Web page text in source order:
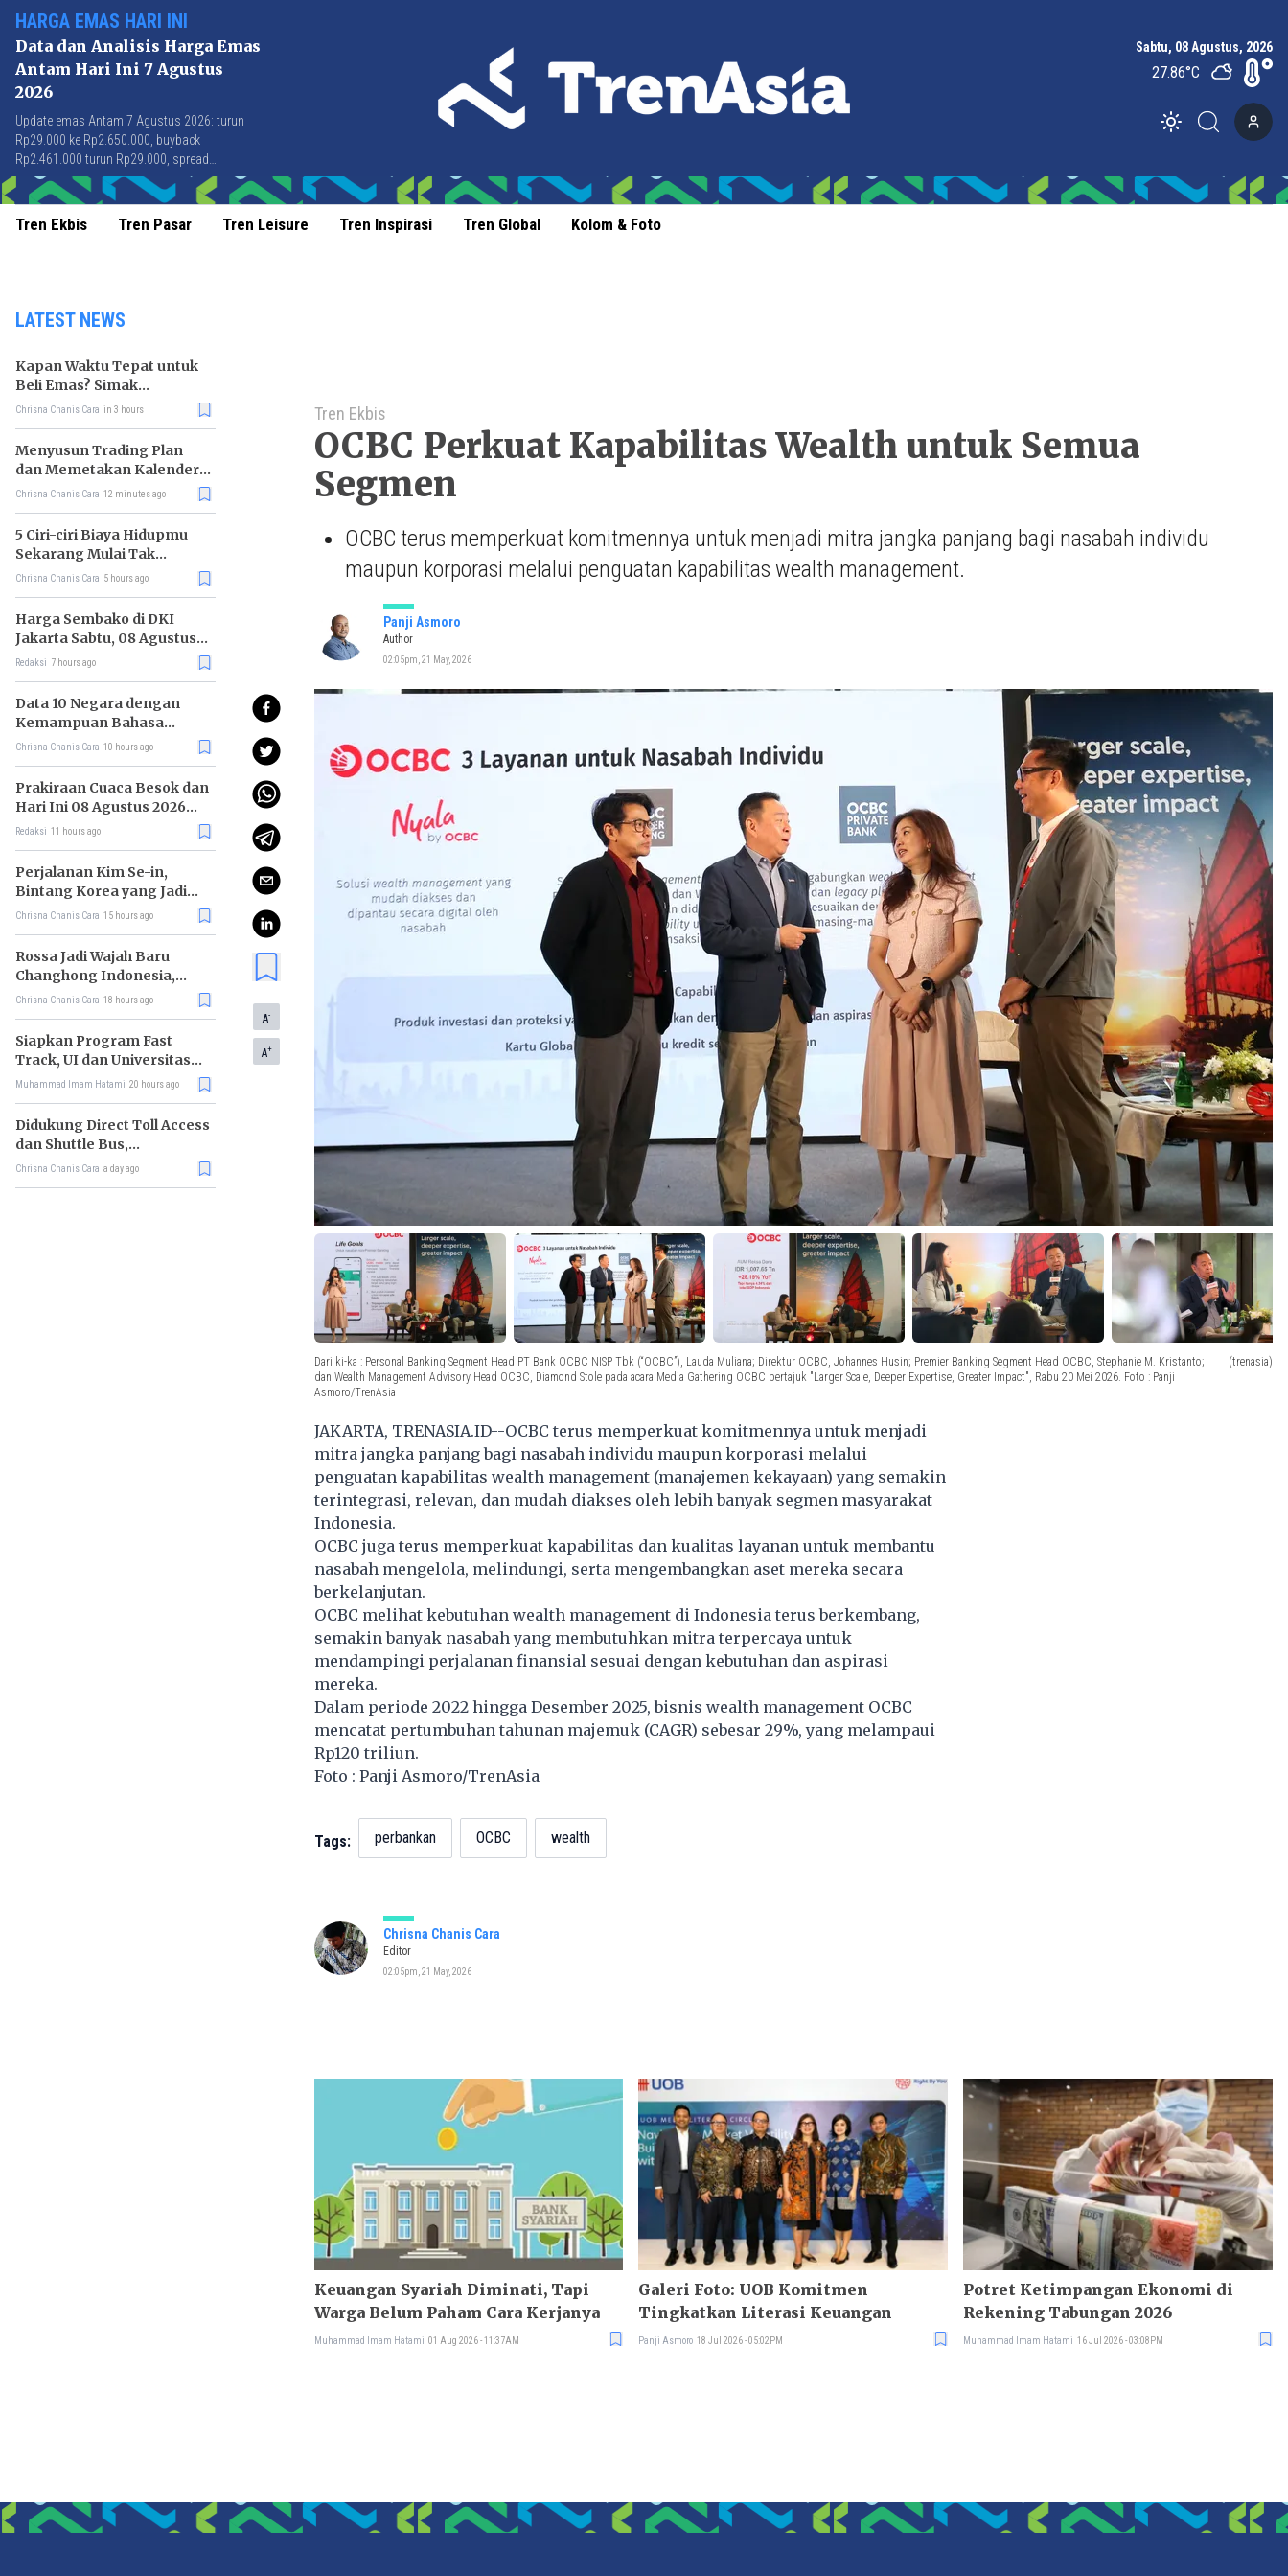
HARGA EMAS HARI INI
Data dan Analisis Harga Emas
Antam Hari Ini 7 Agustus
2026
Update emas Antam 7 Agustus 2026: turun
Rp29.000 ke Rp2.650.000, buyback
Rp2.461.000 turun Rp29.000, spread
Rp189.000 stabil di level terbaik sejak April
2026.
Sabtu, 08 Agustus, 2026
27.86°C
Toggle theme
Tren Ekbis Tren Pasar Tren Leisure Tren Inspirasi Tren Global Kolom & Foto
LATEST NEWS
Kapan Waktu Tepat untuk
Beli Emas? Simak
Strateginya
Chrisna Chanis Cara in 3 hours
Menyusun Trading Plan
dan Memetakan Kalender
Ekonomi Mingguan
Chrisna Chanis Cara 12 minutes ago
5 Ciri-ciri Biaya Hidupmu
Sekarang Mulai Tak
Terkendali
Chrisna Chanis Cara 5 hours ago
Harga Sembako di DKI
Jakarta Sabtu, 08 Agustus
2026, Daging Kambing
Redaksi 7 hours ago
Data 10 Negara dengan
Kemampuan Bahasa
Inggris Terbaik
Chrisna Chanis Cara 10 hours ago
Prakiraan Cuaca Besok dan
Hari Ini 08 Agustus 2026
untuk Wilayah DKI Jakarta
Redaksi 11 hours ago
Perjalanan Kim Se-in,
Bintang Korea yang Jadi
Kurir Makanan
Chrisna Chanis Cara 15 hours ago
Rossa Jadi Wajah Baru
Changhong Indonesia,
Garansi Produk Kini
Chrisna Chanis Cara 18 hours ago
Siapkan Program Fast
Track, UI dan Universitas
Agung Podomoro Jalin
Muhammad Imam Hatami 20 hours ago
Didukung Direct Toll Access
dan Shuttle Bus,
Paramount Petals Kian
Chrisna Chanis Cara a day ago
A-
A+
Tren Ekbis
OCBC Perkuat Kapabilitas Wealth untuk Semua
Segmen
OCBC terus memperkuat komitmennya untuk menjadi mitra jangka panjang bagi nasabah individu
maupun korporasi melalui penguatan kapabilitas wealth management.
Panji Asmoro
Author
02:05pm, 21 May, 2026
Dari ki-ka : Personal Banking Segment Head PT Bank OCBC NISP Tbk (“OCBC”), Lauda Muliana; Direktur OCBC, Johannes Husin; Premier Banking Segment Head OCBC, Stephanie M. Kristanto;
dan Wealth Management Advisory Head OCBC, Diamond Stole pada acara Media Gathering OCBC bertajuk "Larger Scale, Deeper Expertise, Greater Impact", Rabu 20 Mei 2026. Foto : Panji
Asmoro/TrenAsia
(trenasia)
JAKARTA, TRENASIA.ID--OCBC terus memperkuat komitmennya untuk menjadi
mitra jangka panjang bagi nasabah individu maupun korporasi melalui
penguatan kapabilitas wealth management (manajemen kekayaan) yang semakin
terintegrasi, relevan, dan mudah diakses oleh lebih banyak segmen masyarakat
Indonesia.
OCBC juga terus memperkuat kapabilitas dan kualitas layanan untuk membantu
nasabah mengelola, melindungi, serta mengembangkan aset mereka secara
berkelanjutan.
OCBC melihat kebutuhan wealth management di Indonesia terus berkembang,
semakin banyak nasabah yang membutuhkan mitra terpercaya untuk
mendampingi perjalanan finansial sesuai dengan kebutuhan dan aspirasi
mereka.
Dalam periode 2022 hingga Desember 2025, bisnis wealth management OCBC
mencatat pertumbuhan tahunan majemuk (CAGR) sebesar 29%, yang melampaui
Rp120 triliun.
Foto : Panji Asmoro/TrenAsia
Tags: perbankan OCBC wealth
Chrisna Chanis Cara
Editor
02:05pm, 21 May, 2026
Keuangan Syariah Diminati, Tapi
Warga Belum Paham Cara Kerjanya
Muhammad Imam Hatami 01 Aug 2026 - 11:37AM
Galeri Foto: UOB Komitmen
Tingkatkan Literasi Keuangan
Panji Asmoro 18 Jul 2026 - 05:02PM
Potret Ketimpangan Ekonomi di
Rekening Tabungan 2026
Muhammad Imam Hatami 16 Jul 2026 - 03:08PM